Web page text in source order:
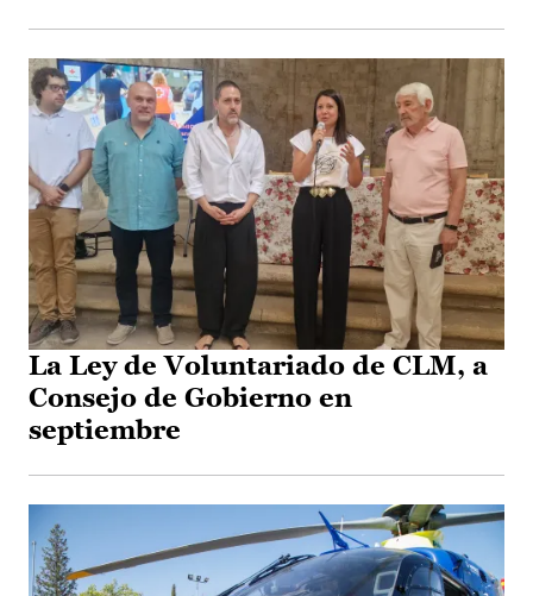
La Ley de Voluntariado de CLM, a
Consejo de Gobierno en
septiembre